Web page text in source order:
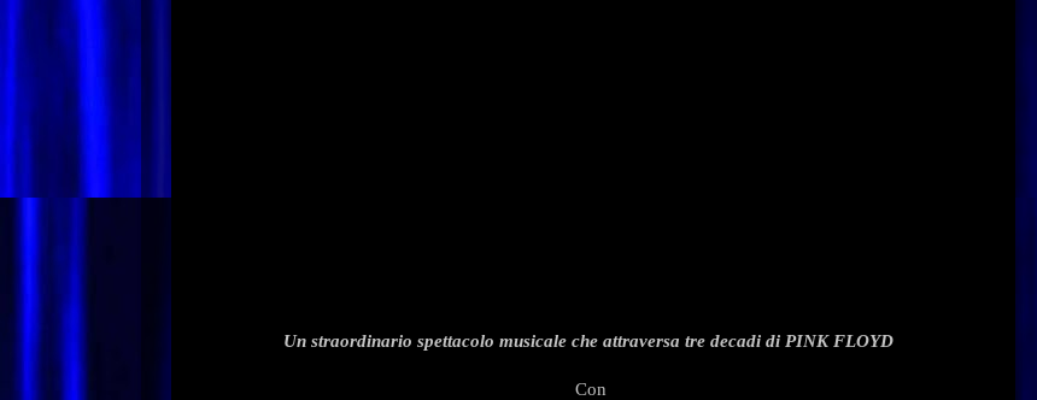
Un straordinario spettacolo musicale che attraversa tre decadi di PINK FLOYD
Con